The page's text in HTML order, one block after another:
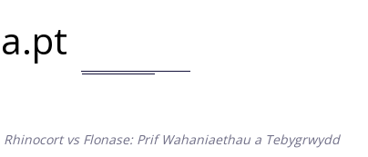
Rhinocort vs Flonase: Prif Wahaniaethau a Tebygrwydd